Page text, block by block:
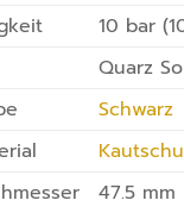
10 bar
Quarz
Schwarz
47.5 mm